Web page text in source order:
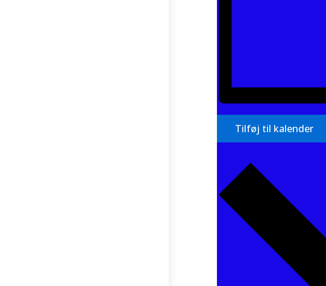
Tilføj til kalender